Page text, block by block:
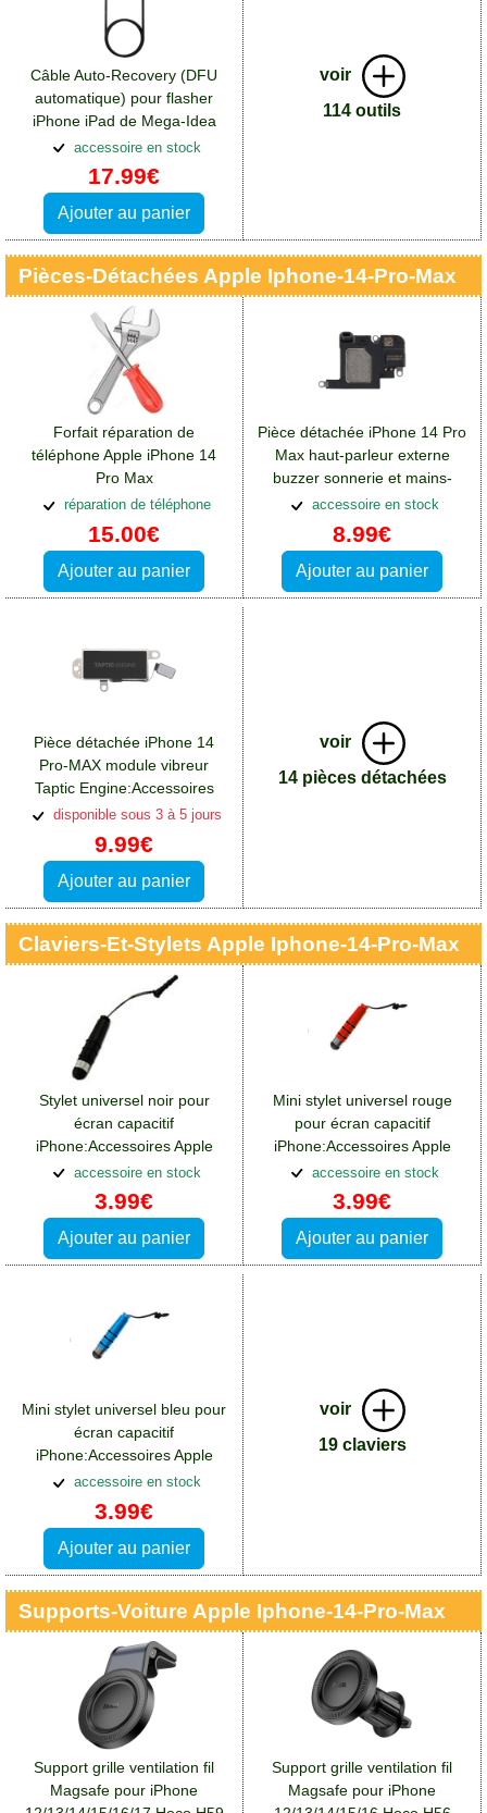
Câble Auto-Recovery (DFU
automatique) pour flasher
iPhone iPad de Mega-Idea
(Qianli)
accessoire en stock
17.99€
Ajouter au panier
voir
114 outils
Pièces-Détachées Apple Iphone-14-Pro-Max
Forfait réparation de
téléphone Apple iPhone 14
Pro Max
réparation de téléphone
15.00€
Ajouter au panier
Pièce détachée iPhone 14 Pro
Max haut-parleur externe
buzzer sonnerie et mains-
libres
accessoire en stock
8.99€
Ajouter au panier
Pièce détachée iPhone 14
Pro-MAX module vibreur
Taptic Engine:Accessoires
Apple iPhone 14 Pro Max
disponible sous 3 à 5 jours
9.99€
Ajouter au panier
voir
14 pièces détachées
Claviers-Et-Stylets Apple Iphone-14-Pro-Max
Stylet universel noir pour
écran capacitif
iPhone:Accessoires Apple
iPhone 14 Pro Max
accessoire en stock
3.99€
Ajouter au panier
Mini stylet universel rouge
pour écran capacitif
iPhone:Accessoires Apple
iPhone 14 Pro Max
accessoire en stock
3.99€
Ajouter au panier
Mini stylet universel bleu pour
écran capacitif
iPhone:Accessoires Apple
iPhone 14 Pro Max
accessoire en stock
3.99€
Ajouter au panier
voir
19 claviers
Supports-Voiture Apple Iphone-14-Pro-Max
Support grille ventilation fil
Magsafe pour iPhone
Support grille ventilation fil
Magsafe pour iPhone